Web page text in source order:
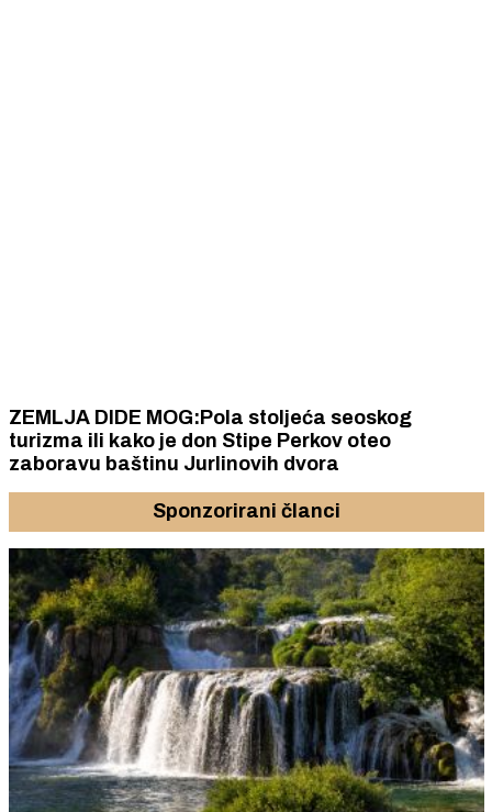
ZEMLJA DIDE MOG:Pola stoljeća seoskog
turizma ili kako je don Stipe Perkov oteo
zaboravu baštinu Jurlinovih dvora
Sponzorirani članci